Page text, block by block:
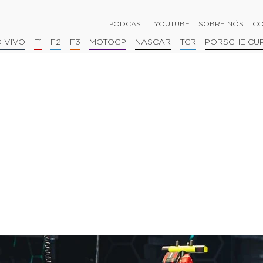
PODCAST YOUTUBE SOBRE NÓS
VIVO F1 F2 F3 MOTOGP NASCAR TCR PORSCHE